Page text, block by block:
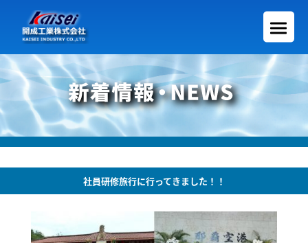
社員研修旅行に行ってきました！！